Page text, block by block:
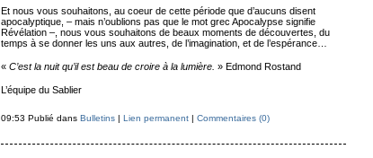
Et nous vous souhaitons, au coeur de cette période que d’aucuns disent
apocalyptique, – mais n’oublions pas que le mot grec Apocalypse signifie
Révélation –, nous vous souhaitons de beaux moments de découvertes, du
temps à se donner les uns aux autres, de l’imagination, et de l’espérance…
« C’est la nuit qu’il est beau de croire à la lumière. » Edmond Rostand
L’équipe du Sablier
09:53 Publié dans Bulletins| Lien permanent| Commentaires (0)